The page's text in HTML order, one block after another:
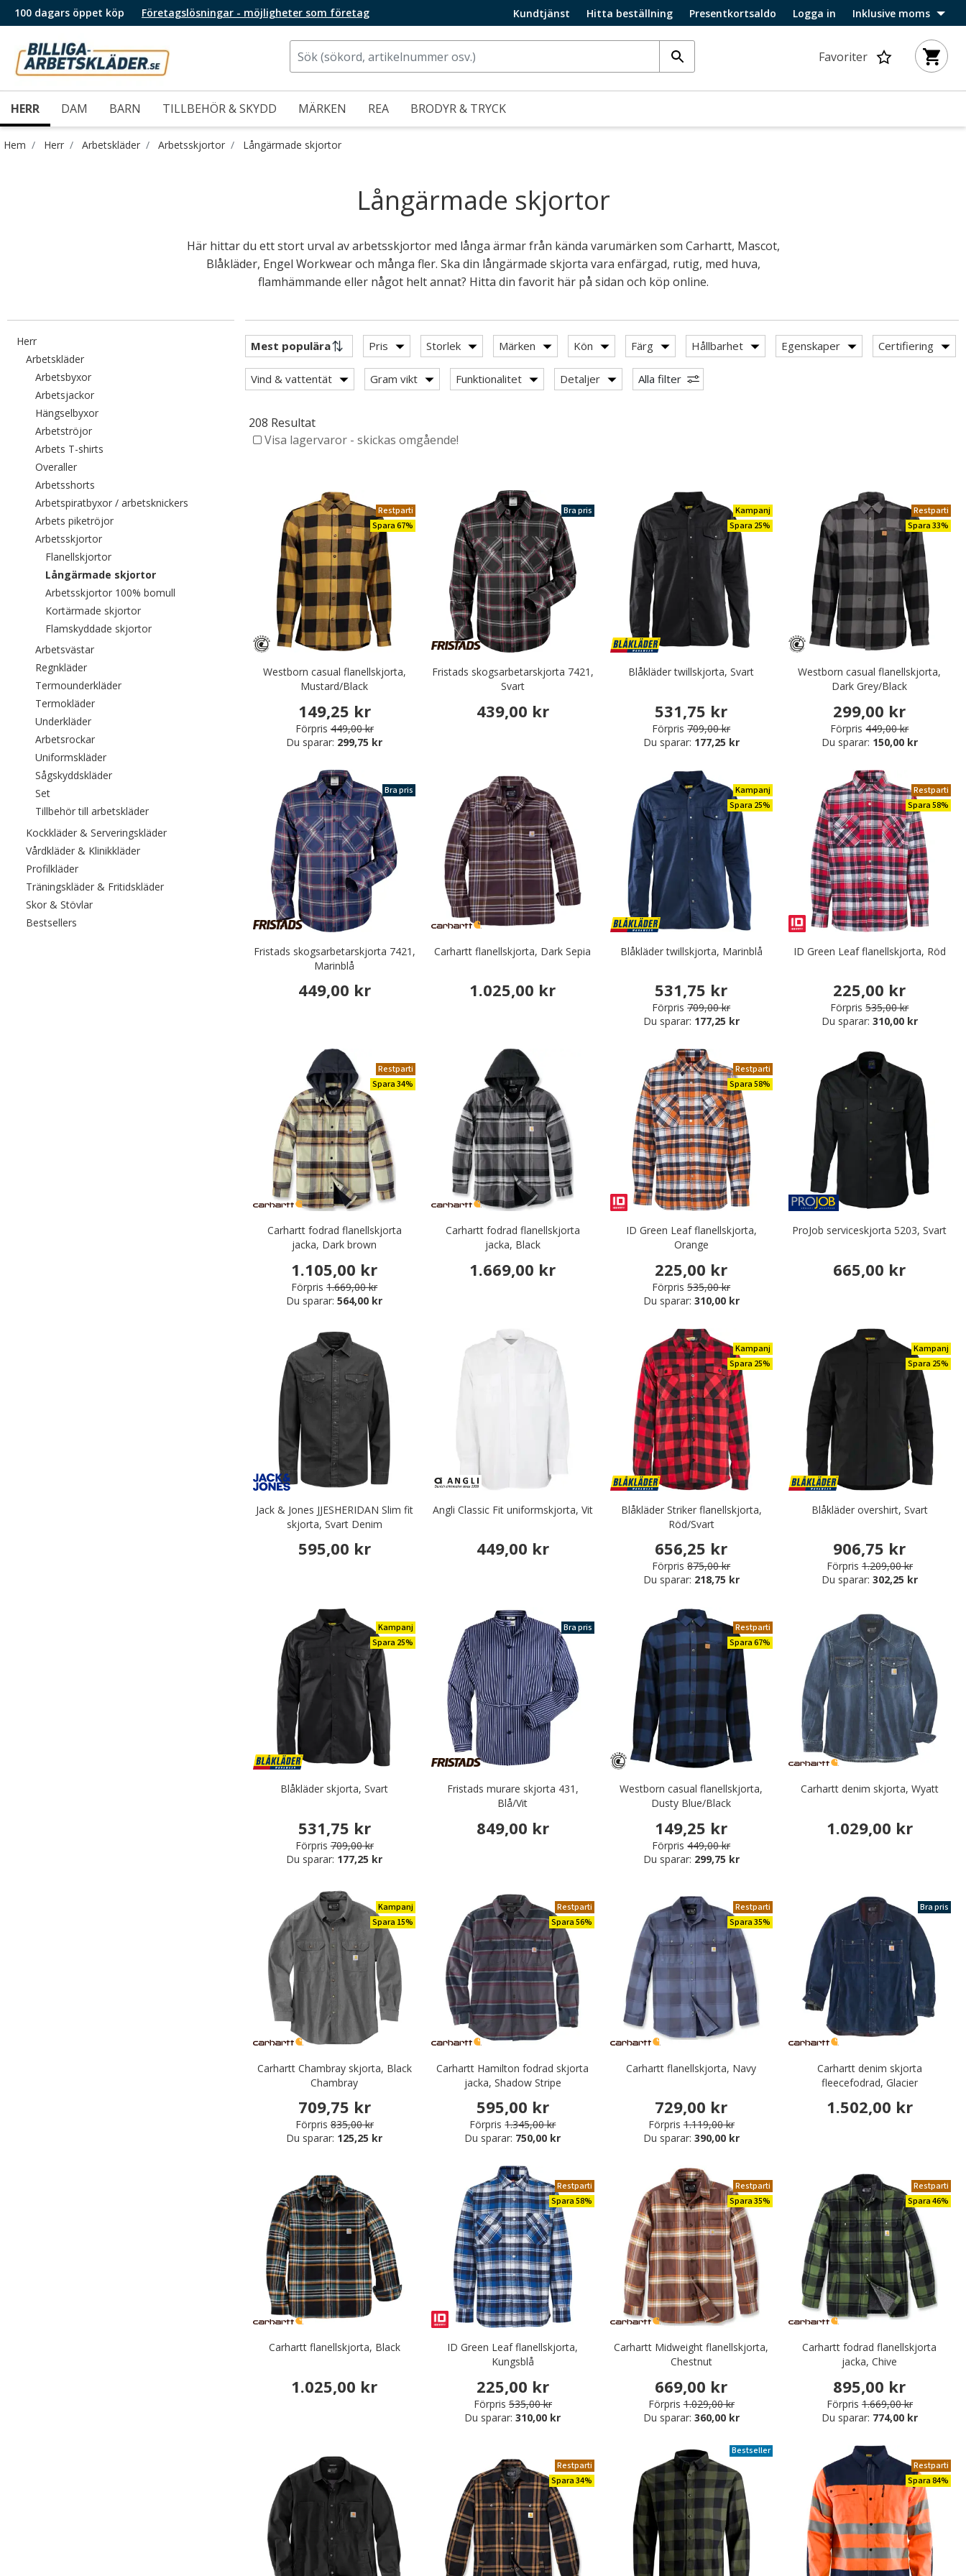
100 dagars öppet köp Företagslösningar - möjligheter som företag Kundtjänst Hitta beställning Presentkortsaldo Logga in Inklusive moms
Favoriter
HERR DAM BARN TILLBEHÖR & SKYDD MÄRKEN REA BRODYR & TRYCK
Hem Herr Arbetskläder Arbetsskjortor Långärmade skjortor
Långärmade skjortor
Här hittar du ett stort urval av arbetsskjortor med långa ärmar från kända varumärken som Carhartt, Mascot,
Blåkläder, Engel Workwear och många fler. Ska din långärmade skjorta vara enfärgad, rutig, med huva,
flamhämmande eller något helt annat? Hitta din favorit här på sidan och köp online.
HerrFiltrera efter category: Herr
ArbetskläderFiltrera efter category: Arbetskläder
ArbetsbyxorFiltrera efter category: Arbetsbyxor
ArbetsjackorFiltrera efter category: Arbetsjackor
HängselbyxorFiltrera efter category: Hängselbyxor
ArbetströjorFiltrera efter category: Arbetströjor
Arbets T-shirts Filtrera efter category: Arbets T-shirts
OverallerFiltrera efter category: Overaller
Arbetsshorts
Arbetspiratbyxor / arbetsknickers Filtrera efter category: Arbetspiratbyxor / arbetsknickers
Arbets piketröjorFiltrera efter category: Arbets piketröjor
ArbetsskjortorFiltrera efter category: Arbetsskjortor
FlanellskjortorFiltrera efter category: Flanellskjortor
Långärmade skjortorValda För närvarande sorterad efter category: Långärmade skjortor
Arbetsskjortor 100% bomullFiltrera efter category: Arbetsskjortor 100% bomull
Kortärmade skjortorFiltrera efter category: Kortärmade skjortor
Flamskyddade skjortorFiltrera efter category: Flamskyddade skjortor
ArbetsvästarFiltrera efter category: Arbetsvästar
RegnkläderFiltrera efter category: Regnkläder
TermounderkläderFiltrera efter category: Termounderkläder
TermokläderFiltrera efter category: Termokläder
UnderkläderFiltrera efter category: Underkläder
ArbetsrockarFiltrera efter category: Arbetsrockar
UniformskläderFiltrera efter category: Uniformskläder
SågskyddskläderFiltrera efter category: Sågskyddskläder
SetFiltrera efter category: Set
Tillbehör till arbetskläderFiltrera efter category: Tillbehör till arbetskläder
Kockkläder & ServeringskläderFiltrera efter category: Kockkläder & Serveringskläder
Vårdkläder & KlinikkläderFiltrera efter category: Vårdkläder & Klinikkläder
ProfilkläderFiltrera efter category: Profilkläder
Träningskläder & FritidskläderFiltrera efter category: Träningskläder & Fritidskläder
Skor & StövlarFiltrera efter category: Skor & Stövlar
Bestsellers
Pris Storlek Märken Kön Färg Hållbarhet Egenskaper Certifiering
Vind & vattentät Gram vikt Funktionalitet Detaljer Alla filter
208 Resultat
Visa lagervaror - skickas omgående!
Restparti
Spara 67%
Westborn casual flanellskjorta,
Mustard/Black
149,25 kr
Förpris 449,00 kr
Du sparar: 299,75 kr
Bra pris
Fristads skogsarbetarskjorta 7421,
Svart
439,00 kr
Kampanj
Spara 25%
Blåkläder twillskjorta, Svart
531,75 kr
Förpris 709,00 kr
Du sparar: 177,25 kr
Restparti
Spara 33%
Westborn casual flanellskjorta,
Dark Grey/Black
299,00 kr
Förpris 449,00 kr
Du sparar: 150,00 kr
Bra pris
Fristads skogsarbetarskjorta 7421,
Marinblå
449,00 kr
Carhartt flanellskjorta, Dark Sepia
1.025,00 kr
Kampanj
Spara 25%
Blåkläder twillskjorta, Marinblå
531,75 kr
Förpris 709,00 kr
Du sparar: 177,25 kr
Restparti
Spara 58%
ID Green Leaf flanellskjorta, Röd
225,00 kr
Förpris 535,00 kr
Du sparar: 310,00 kr
Restparti
Spara 34%
Carhartt fodrad flanellskjorta
jacka, Dark brown
1.105,00 kr
Förpris 1.669,00 kr
Du sparar:564,00 kr
Carhartt fodrad flanellskjorta
jacka, Black
1.669,00 kr
Restparti
Spara 58%
ID Green Leaf flanellskjorta,
Orange
225,00 kr
Förpris 535,00 kr
Du sparar: 310,00 kr
ProJob serviceskjorta 5203, Svart
665,00 kr
Jack & Jones JJESHERIDAN Slim fit
skjorta, Svart Denim
595,00 kr
Angli Classic Fit uniformskjorta, Vit
449,00 kr
Kampanj
Spara 25%
Blåkläder Striker flanellskjorta,
Röd/Svart
656,25 kr
Förpris 875,00 kr
Du sparar: 218,75 kr
Kampanj
Spara 25%
Blåkläder overshirt, Svart
906,75 kr
Förpris 1.209,00 kr
Du sparar: 302,25 kr
Kampanj
Spara 25%
Blåkläder skjorta, Svart
531,75 kr
Förpris 709,00 kr
Du sparar: 177,25 kr
Bra pris
Fristads murare skjorta 431,
Blå/Vit
849,00 kr
Restparti
Spara 67%
Westborn casual flanellskjorta,
Dusty Blue/Black
149,25 kr
Förpris 449,00 kr
Du sparar: 299,75 kr
Carhartt denim skjorta, Wyatt
1.029,00 kr
Kampanj
Spara 15%
Carhartt Chambray skjorta, Black
Chambray
709,75 kr
Förpris 835,00 kr
Du sparar: 125,25 kr
Restparti
Spara 56%
Carhartt Hamilton fodrad skjorta
jacka, Shadow Stripe
595,00 kr
Förpris 1.345,00 kr
Du sparar: 750,00 kr
Restparti
Spara 35%
Carhartt flanellskjorta, Navy
729,00 kr
Förpris 1.119,00 kr
Du sparar: 390,00 kr
Bra pris
Carhartt denim skjorta
fleecefodrad, Glacier
1.502,00 kr
Carhartt flanellskjorta, Black
1.025,00 kr
Restparti
Spara 58%
ID Green Leaf flanellskjorta,
Kungsblå
225,00 kr
Förpris 535,00 kr
Du sparar:310,00 kr
Restparti
Spara 35%
Carhartt Midweight flanellskjorta,
Chestnut
669,00 kr
Förpris 1.029,00 kr
Du sparar: 360,00 kr
Restparti
Spara 46%
Carhartt fodrad flanellskjorta
jacka, Chive
895,00 kr
Förpris 1.669,00 kr
Du sparar: 774,00 kr
Restparti
Spara 34%
Bestseller
Restparti
Spara 84%